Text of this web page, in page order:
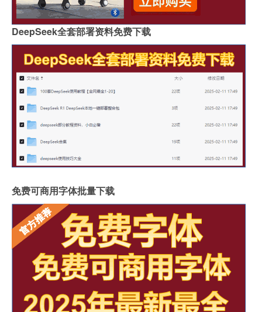
DeepSeek全套部署资料免费下载
免费可商用字体批量下载